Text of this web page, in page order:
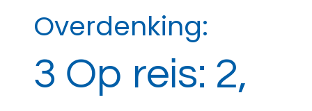
Overdenking:
3 Op reis: 2,